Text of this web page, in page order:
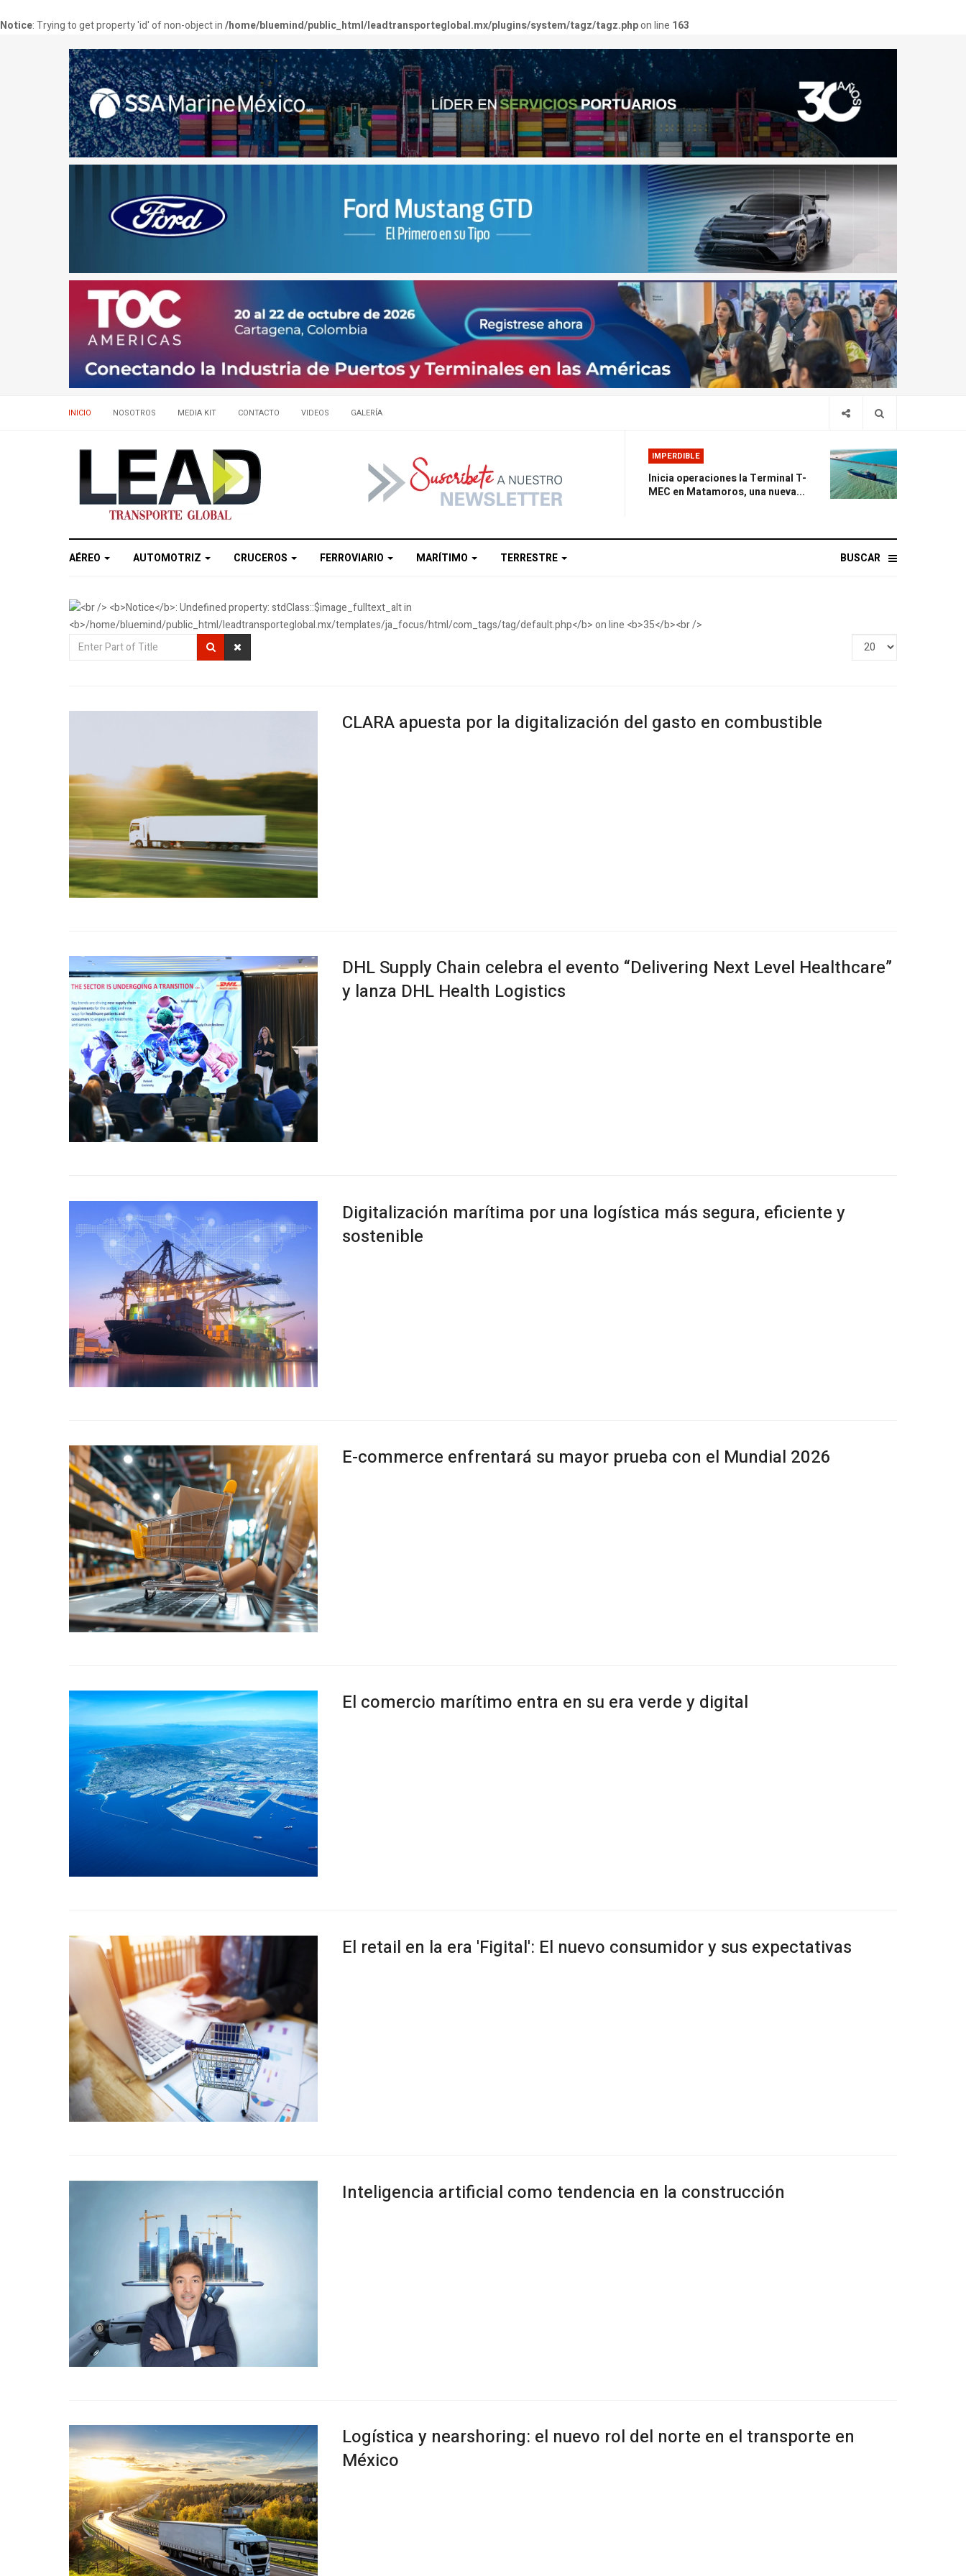
Notice: Trying to get property 'id' of non-object in/home/bluemind/public_html/leadtransporteglobal.mx/plugins/system/tagz/tagz.phpon line 163
INICIO NOSOTROS MEDIA KIT CONTACTO VIDEOS GALERÍA
IMPERDIBLE
Inicia operaciones la Terminal T-
MEC en Matamoros, una nueva...
AÉREO AUTOMOTRIZ CRUCEROS FERROVIARIO MARÍTIMO TERRESTRE BUSCAR
Enter
Display
CLARA apuesta por la digitalización del gasto en combustible
DHL Supply Chain celebra el evento “Delivering Next Level Healthcare”
y lanza DHL Health Logistics
Digitalización marítima por una logística más segura, eficiente y
sostenible
E-commerce enfrentará su mayor prueba con el Mundial 2026
El comercio marítimo entra en su era verde y digital
El retail en la era 'Figital': El nuevo consumidor y sus expectativas
Inteligencia artificial como tendencia en la construcción
Logística y nearshoring: el nuevo rol del norte en el transporte en
México